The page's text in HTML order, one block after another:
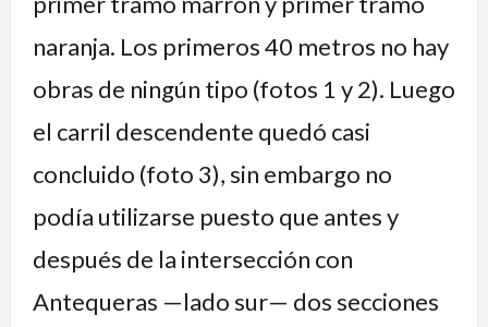
naranja. Los primeros 40 metros no hay
obras de ningún tipo (fotos 1 y 2). Luego
el carril descendente quedó casi
concluido (foto 3), sin embargo no
podía utilizarse puesto que antes y
después de la intersección con
Antequeras —lado sur— dos secciones